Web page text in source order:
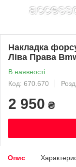
Накладка
Ліва Права
В наявності
Код: 670.670
2 950 ₴
Опис